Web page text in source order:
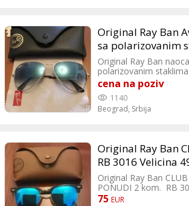
Original Ray Ban
sa polarizovanim
Original Ray Ban
polarizovanim
sezone i placene
Italy Extra classe
cena na poziv
1140
Beograd, Srbija
Original Ray Ban
RB 3016
Original Ray Ban
PONUDI 2 kom. RB
TOP Placene prosle
75 EUR